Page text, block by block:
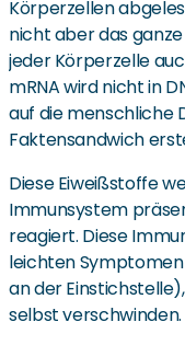
Körperzellen
nicht aber das
jeder Körperzelle
mRNA wird nicht in
auf die menschliche
Faktensandwich
Diese Eiweißstoffe
Immunsystem
reagiert. Diese
leichten Symptomen
an der
selbst verschwinden.